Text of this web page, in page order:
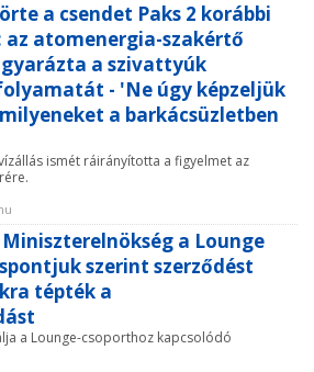
a csendet Paks 2 korábbi
atomenergia-szakértő
a szivattyúk
- 'Ne úgy képzeljük
a barkácsüzletben
ismét ráirányította a figyelmet az
a Lounge
szerint szerződést
tépték a
a Lounge-csoporthoz kapcsolódó